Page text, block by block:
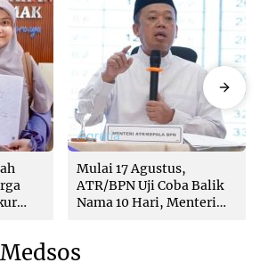
Agraria
Mulai 17 Agustus,
ATR/BPN Uji Coba Balik
Nama 10 Hari, Menteri